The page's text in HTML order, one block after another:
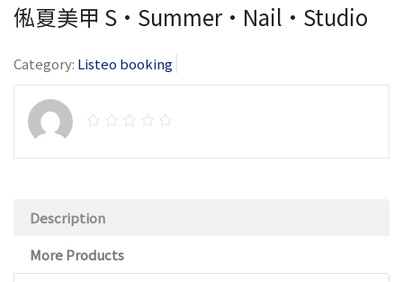
俬夏美甲 S•Summer•Nail•Studio
Category: Listeo booking
Description
More Products